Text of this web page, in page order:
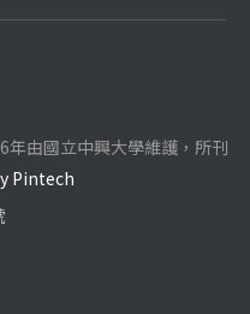
由國立中興大學維護，所刊
Pintech